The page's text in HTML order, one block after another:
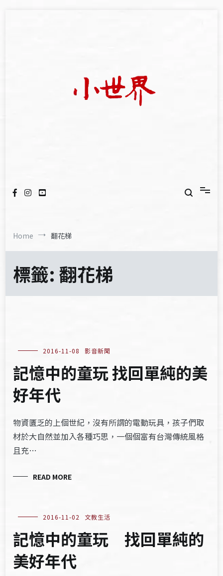
Home 翻花梯
標籤:翻花梯
2016-11-08 影音新聞
記憶中的童玩 找回單純的美
好年代
物資匱乏的上個世紀，沒有所謂的電動玩具，孩子們取
材於大自然並加入各種巧思，一個個富有台灣傳統風格
且充…
READ MORE
2016-11-02 文教生活
記憶中的童玩 找回單純的
美好年代